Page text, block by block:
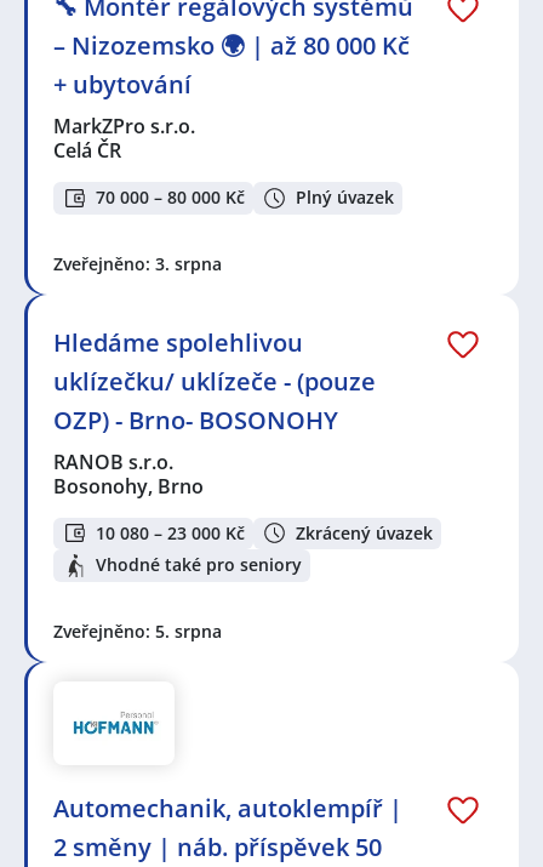
🔧 Montér regálových systémů
– Nizozemsko 🌍 | až 80 000 Kč
+ ubytování
MarkZPro s.r.o.
Celá ČR
70 000 – 80 000 Kč Plný úvazek
Zveřejněno: 3. srpna
Hledáme spolehlivou
uklízečku/ uklízeče - (pouze
OZP) - Brno- BOSONOHY
RANOB s.r.o.
Bosonohy, Brno
10 080 – 23 000 Kč
Zkrácený úvazek
Vhodné také pro seniory
Zveřejněno: 5. srpna
Automechanik, autoklempíř |
2 směny | náb. příspěvek 50